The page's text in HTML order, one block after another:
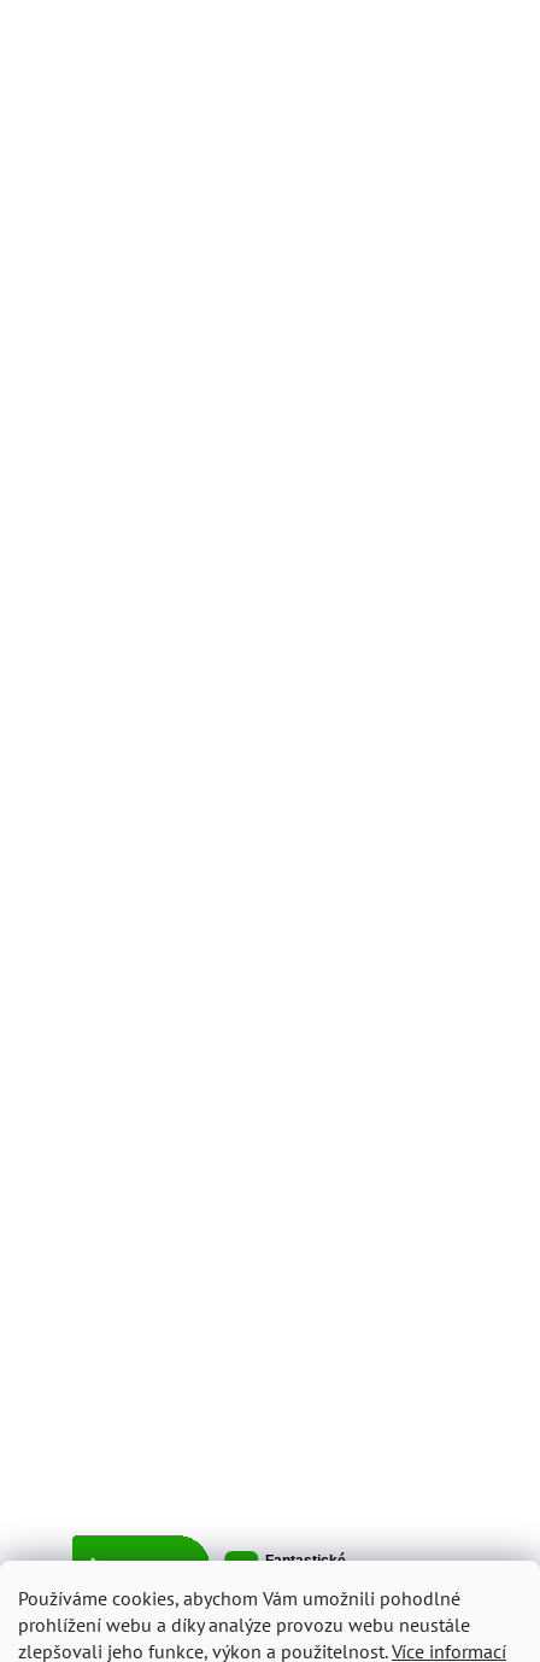
Používáme cookies, abychom Vám umožnili pohodlné
prohlížení webu a díky analýze provozu webu neustále
zlepšovali jeho funkce, výkon a použitelnost.Více informací